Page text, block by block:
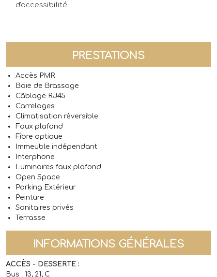
d'accessibilité.
PRESTATIONS
Accès PMR
Baie de Brassage
Câblage RJ45
Carrelages
Climatisation réversible
Faux plafond
Fibre optique
Immeuble indépendant
Interphone
Luminaires faux plafond
Open Space
Parking Extérieur
Peinture
Sanitaires privés
Terrasse
INFORMATIONS GÉNÉRALES
ACCÈS - DESSERTE :
Bus : 13, 21, C